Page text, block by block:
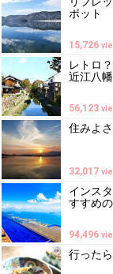
ポット
15,726
レトロ
近江八
56,123
住みよ
32,017
インス
すすめ
94,496
行った